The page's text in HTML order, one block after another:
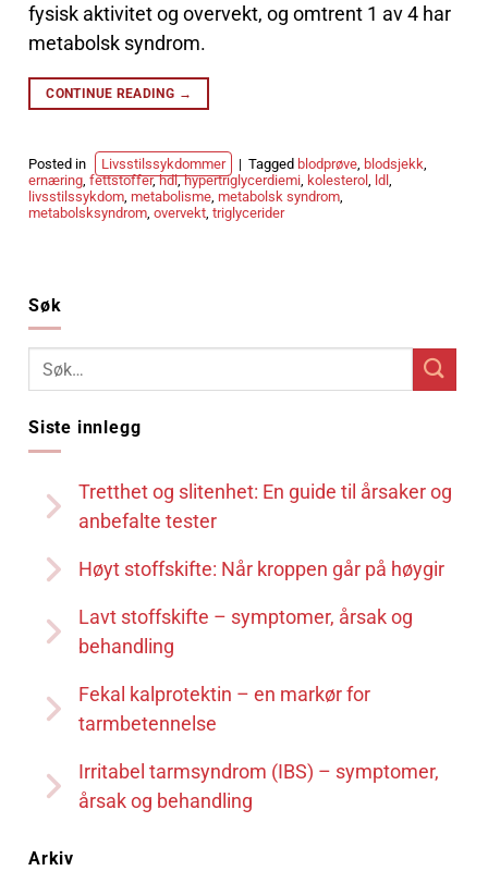
fysisk aktivitet og overvekt, og omtrent 1 av 4 har
metabolsk syndrom.
CONTINUE READING →
Posted in Livsstilssykdommer | Tagged blodprøve, blodsjekk,
ernæring, fettstoffer,hdl,hypertriglycerdiemi, kolesterol , ldl ,
livsstilssykdom, metabolisme, metabolsk syndrom,
metabolsksyndrom, overvekt, triglycerider
Søk
Siste innlegg
Tretthet og slitenhet: En guide til årsaker og
anbefalte tester
Høyt stoffskifte: Når kroppen går på høygir
Lavt stoffskifte – symptomer, årsak og
behandling
Fekal kalprotektin – en markør for
tarmbetennelse
Irritabel tarmsyndrom (IBS) – symptomer,
årsak og behandling
Arkiv